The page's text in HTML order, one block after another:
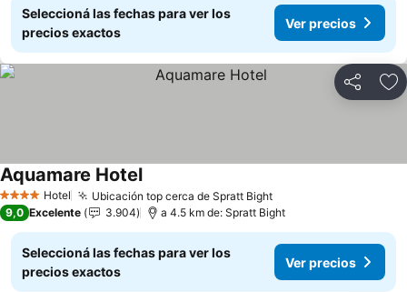
Seleccioná las fechas para ver los
precios exactos
Ver precios
Compartir
4 EstrellasHotel Ubicación top cerca de Spratt BightVer precios
Aquamare HotelVer precios
9,0 Excelente 3.904 a 4.5 km de: Spratt Bight
Seleccioná las fechas para ver los
precios exactos
Ver precios